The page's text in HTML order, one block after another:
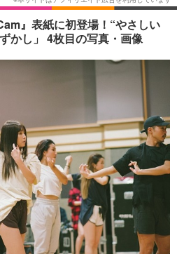
スポーツ
グルメ
ショッピング
』表紙に初登場！“やさしい
かし」 4枚目の写真・画像